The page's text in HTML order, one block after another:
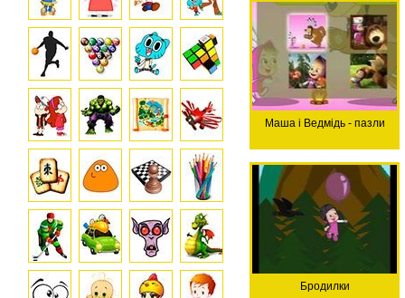
Маша і Ведмідь - пазли
Бродилки